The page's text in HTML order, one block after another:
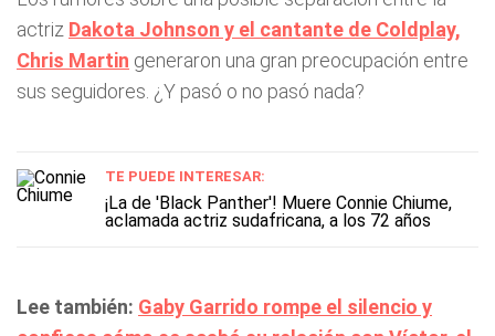
actriz Dakota Johnson y el cantante de Coldplay,
Chris Martin generaron una gran preocupación entre
sus seguidores. ¿Y pasó o no pasó nada?
TE PUEDE INTERESAR:
¡La de 'Black Panther'! Muere Connie Chiume,
aclamada actriz sudafricana, a los 72 años
Lee también: Gaby Garrido rompe el silencio y